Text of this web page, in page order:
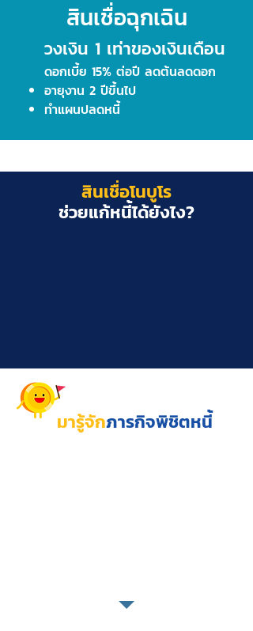
สินเชื่อฉุกเฉิน
วงเงิน 1 เท่าของเงินเดือน
ดอกเบี้ย 15% ต่อปี ลดต้นลดดอก
อายุงาน 2 ปีขึ้นไป
ทำแผนปลดหนี้
สินเชื่อโนบูโร
ช่วยแก้หนี้ได้ยังไง?
มารู้จักภารกิจพิชิตหนี้